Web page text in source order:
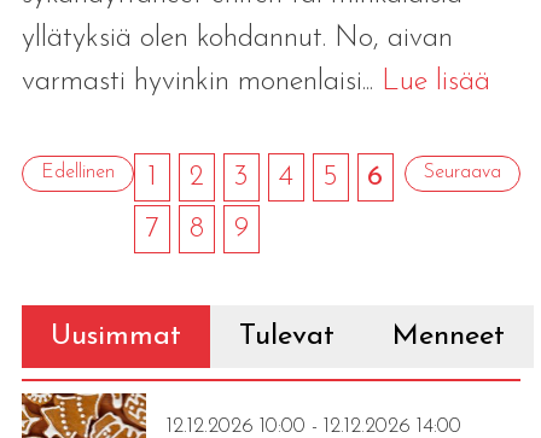
yllätyksiä olen kohdannut. No, aivan
varmasti hyvinkin monenlaisi... Lue lisää
Edellinen 1 2 3 4 5
6
7
8 9
Seuraava
Uusimmat Tulevat Menneet
12.12.2026 10:00 - 12.12.2026 14:00